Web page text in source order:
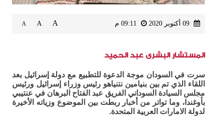
A
A
A
المستشار البشرى عبد الحميد
سرت في السودان موجة الدعوة للتطبيع مع دولة إسرائيل بعد
اللقاء الذي تم بين بنيامين نتنياهو رئيس وزراء إسرائيل ورئيس
مجلس السيادة السوداني الفريق عبد الفتاح البرهان في عنتيبي
بأوغندا، وما تواتر من أخبار ربطت بين الموضوع وزياته الأخيرة
لدولة الامارات العربية المتحدة.